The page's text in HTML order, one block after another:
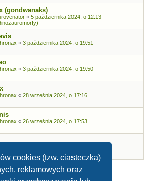
cookies (tzw. ciasteczka)
reklamowych oraz
(gondwanaks)
« 5 października 2024, o 12:13
« 3 października 2024, o 19:51
« 3 października 2024, o 19:50
« 28 września 2024, o 17:16
« 26 września 2024, o 17:53